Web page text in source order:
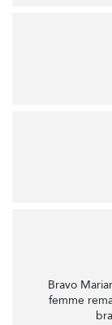
Bravo
femme